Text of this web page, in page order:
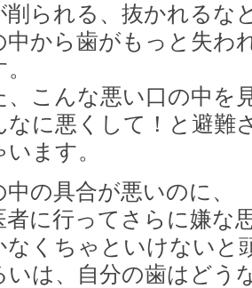
削られる、抜かれるな
中から歯がもっと失わ
、こんな悪い口の中を
なに悪くして！と避難
います。
中の具合が悪いのに、
者に行ってさらに嫌な
なくちゃといけないと
いは、自分の歯はどう